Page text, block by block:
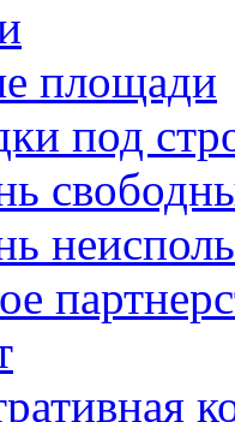
площади
под